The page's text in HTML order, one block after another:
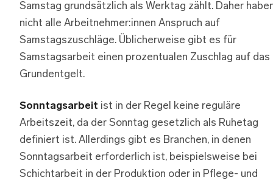
Samstag grundsätzlich als Werktag zählt. Daher
nicht alle Arbeitnehmer:innen Anspruch auf
Samstagszuschläge. Üblicherweise gibt es für
Samstagsarbeit einen prozentualen Zuschlag auf das
Grundentgelt.
Sonntagsarbeit ist in der Regel keine reguläre
Arbeitszeit, da der Sonntag gesetzlich als Ruhetag
definiert ist. Allerdings gibt es Branchen, in denen
Sonntagsarbeit erforderlich ist, beispielsweise bei
Schichtarbeit in der Produktion oder in Pflege- und